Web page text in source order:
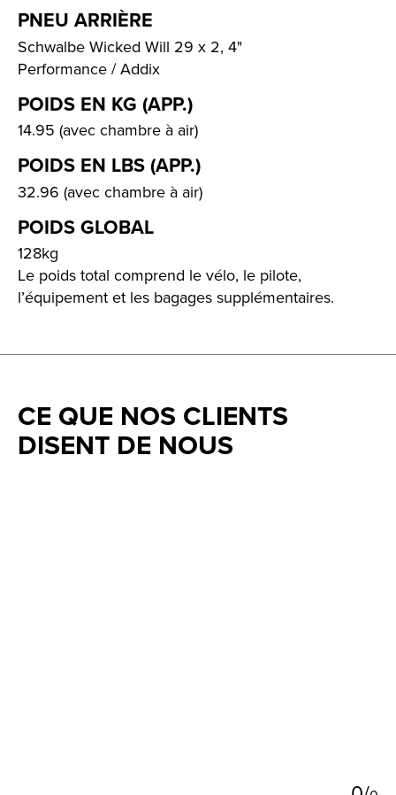
PNEU ARRIÈRE
Schwalbe Wicked Will 29 x 2, 4"
Performance / Addix
POIDS EN KG (APP.)
14.95 (avec chambre à air)
POIDS EN LBS (APP.)
32.96 (avec chambre à air)
POIDS GLOBAL
128kg
Le poids total comprend le vélo, le pilote,
l’équipement et les bagages supplémentaires.
CE QUE NOS CLIENTS
DISENT DE NOUS